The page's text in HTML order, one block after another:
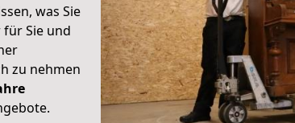
was Sie
Sie und
zu nehmen